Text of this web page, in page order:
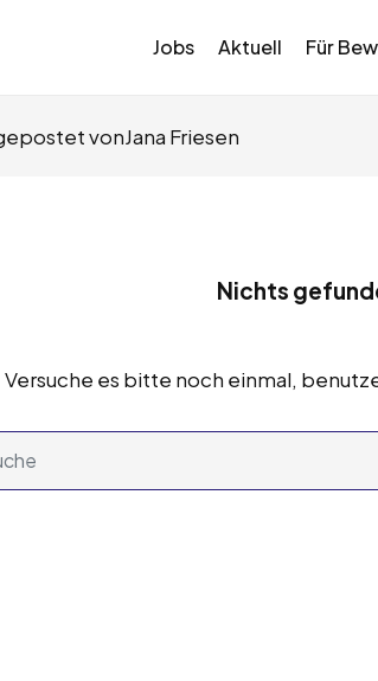
Jobs Aktuell Für
vonJana Friesen
Nichts
Versuche es bitte noch einmal,